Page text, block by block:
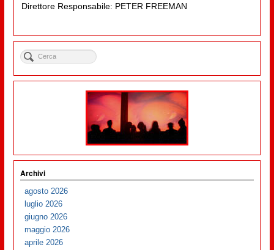
Direttore Responsabile: PETER FREEMAN
Archivi
agosto 2026
luglio 2026
giugno 2026
maggio 2026
aprile 2026